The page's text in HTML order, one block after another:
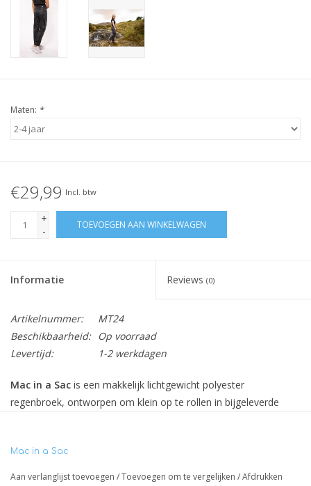
Maten: *
€29,99 Incl. btw
+
-
TOEVOEGEN AAN WINKELWAGEN
Informatie Reviews (0)
Artikelnummer:
MT24
Beschikbaarheid:
Op voorraad
Levertijd:
1-2 werkdagen
Mac in a Sac is een makkelijk lichtgewicht polyester
regenbroek, ontworpen om klein op te rollen in bijgeleverde
Makkelijk dragend lichtgewicht polyester regenbroek
100% waterdicht (10.000mm) door geplakte naden
Mac in a Sac
Aan verlanglijst toevoegen /Toevoegen om te vergelijken /Afdrukken